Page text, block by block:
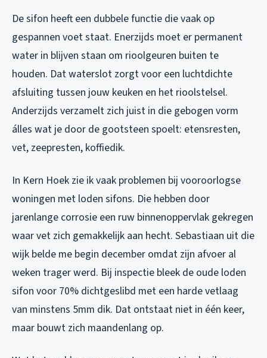
De sifon heeft een dubbele functie die vaak op
gespannen voet staat. Enerzijds moet er permanent
water in blijven staan om rioolgeuren buiten te
houden. Dat waterslot zorgt voor een luchtdichte
afsluiting tussen jouw keuken en het rioolstelsel.
Anderzijds verzamelt zich juist in die gebogen vorm
álles wat je door de gootsteen spoelt: etensresten,
vet, zeepresten, koffiedik.
In Kern Hoek zie ik vaak problemen bij vooroorlogse
woningen met loden sifons. Die hebben door
jarenlange corrosie een ruw binnenoppervlak gekregen
waar vet zich gemakkelijk aan hecht. Sebastiaan uit die
wijk belde me begin december omdat zijn afvoer al
weken trager werd. Bij inspectie bleek de oude loden
sifon voor 70% dichtgeslibd met een harde vetlaag
van minstens 5mm dik. Dat ontstaat niet in één keer,
maar bouwt zich maandenlang op.